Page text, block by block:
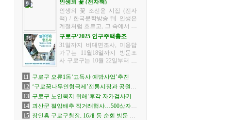
적이 있다. ‘나의 여정은 분명
저녁나절쯤이지만 나의 시는
아직 새 벽이다. 그래서 하...
9
인생의 꽃 (전자책)
인생의 꽃 조선윤 시집 (전자
책) / 한국문학방송 刊 인생은
계절처럼 흐르고, 그 속에서 수
없이 많은 꽃들이 피고 지며 나
를 지나갔습니다. 기쁨도, 슬픔
도, 사랑도, 상처도 모두 한 송
이의 꽃이 되어 나의 시간을...
10
구로구‘2025 인구주택총조
사’22일부터 실시
31일까지 비대면조사, 미응답
가구는 11월18일까지 방문조
사 구로구는 10월 22일부터 11
조사’를 단계적으로 실시한다.
조사 방식은 인터넷·전화조사
먼...
11 구로구 오류1동‘고독사 예방사업’추진
12 ‘구로꿈나무인형극제’전통시장과 공원으
로 확장 개막
13 구로구 노인복지 위해‘후각 자가검사키
트’기부 받아
14 괴산군 절임배추 직거래행사…500상자
선착순
15 장인홍 구로구청장, 16개 동 순회 방문 나